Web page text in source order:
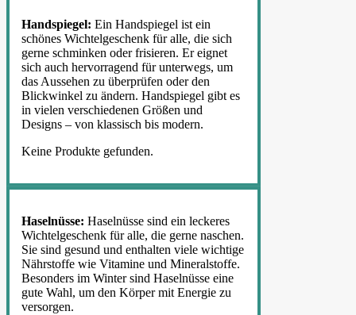
Handspiegel: Ein Handspiegel ist ein
schönes Wichtelgeschenk für alle, die sich
gerne schminken oder frisieren. Er eignet
sich auch hervorragend für unterwegs, um
das Aussehen zu überprüfen oder den
Blickwinkel zu ändern. Handspiegel gibt es
in vielen verschiedenen Größen und
Designs – von klassisch bis modern.
Keine Produkte gefunden.
Haselnüsse: Haselnüsse sind ein leckeres
Wichtelgeschenk für alle, die gerne naschen.
Sie sind gesund und enthalten viele wichtige
Nährstoffe wie Vitamine und Mineralstoffe.
Besonders im Winter sind Haselnüsse eine
gute Wahl, um den Körper mit Energie zu
versorgen.